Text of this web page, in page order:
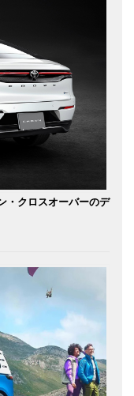
・クロスオーバーのデ